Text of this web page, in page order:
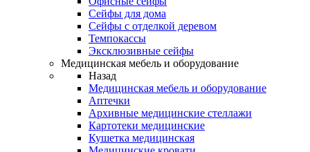
Сейфы для дома
Сейфы с отделкой деревом
Темпокассы
Эксклюзивные сейфы
Медицинская мебель и оборудование
Назад
Медицинская мебель и оборудование
Аптечки
Архивные медицинские стеллажи
Картотеки медицинские
Кушетка медицинская